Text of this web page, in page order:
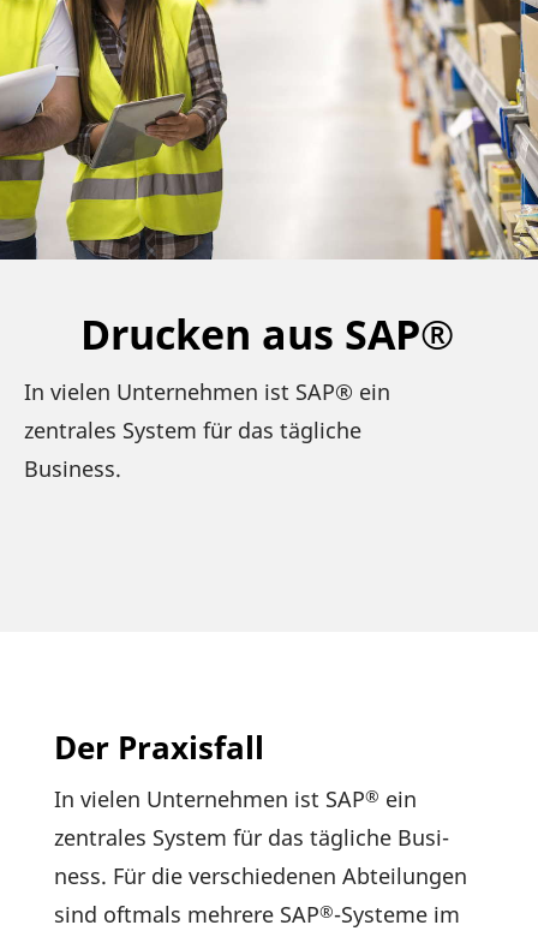
Drucken aus SAP®
In vielen Unter­nehmen ist SAP® ein
zentrales System für das tägliche
Business.
Der Praxisfall
In vielen Unter­nehmen ist SAP® ein
zentrales System für das tägliche Busi­
ness. Für die verschie­denen Abtei­lungen
sind oftmals mehrere SAP®-Systeme im